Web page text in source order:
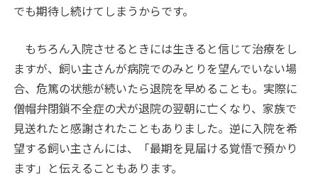
でも期待し続けてしまうからです。
もちろん入院させるときには生きると信じて治療をし
ますが、飼い主さんが病院でのみとりを望んでいない場
合、危篤の状態が続いたら退院を早めることも。実際に
僧帽弁閉鎖不全症の犬が退院の翌朝に亡くなり、家族で
見送れたと感謝されたこともありました。逆に入院を希
望する飼い主さんには、「最期を見届ける覚悟で預かり
ます」と伝えることもあります。